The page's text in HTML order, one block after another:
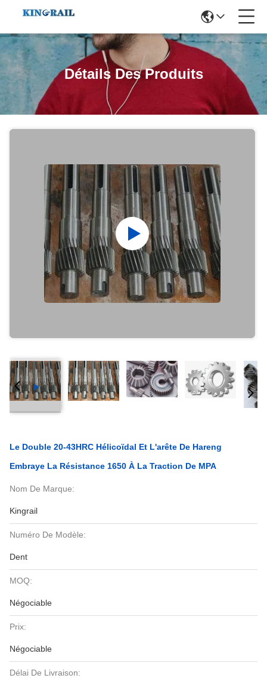
Détails Des Produits
Le Double 20-43HRC Hélicoïdal Et L'arête De Hareng
Embraye La Résistance 1650 À La Traction De MPA
Nom De Marque:
Kingrail
Numéro De Modèle:
Dent
MOQ:
Négociable
Prix:
Négociable
Délai De Livraison: